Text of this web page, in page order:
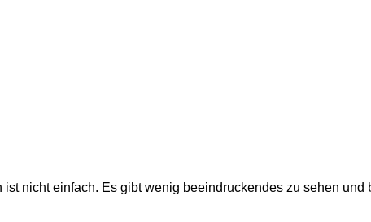
ist nicht einfach. Es gibt wenig beeindruckendes zu sehen und